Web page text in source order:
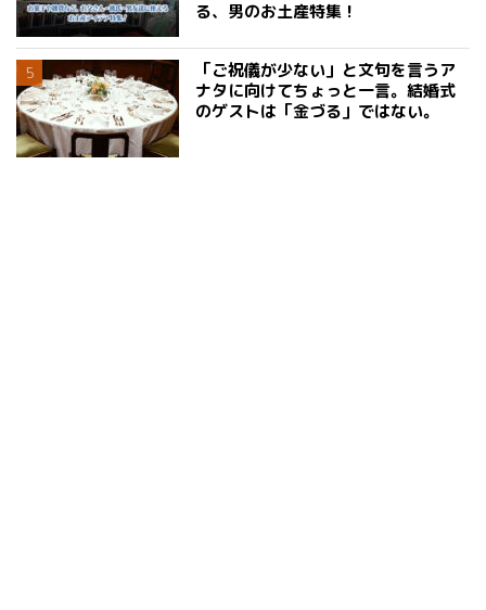
る、男のお土産特集！
「ご祝儀が少ない」と文句を言うア
ナタに向けてちょっと一言。結婚式
のゲストは「金づる」ではない。